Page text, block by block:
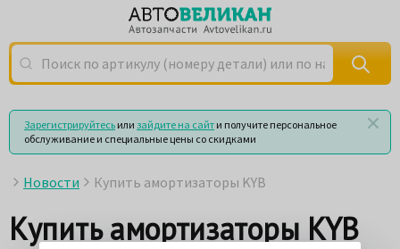
Поиск по артикулу (номеру детали) или по названию
Зарегистрируйтесь или зайдите на сайт и получите персональное
обслуживание и специальные цены со скидками
Новости Купить амортизаторы KYB
Купить амортизаторы KYB